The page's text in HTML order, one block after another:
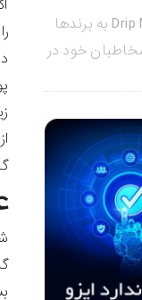
بازاریابی قطره ای Drip Marketing به برندها
خود در